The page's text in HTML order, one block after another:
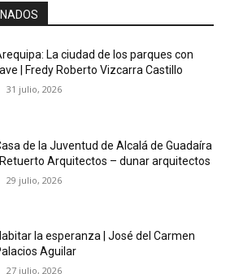
La ciudad de los parques con
llave | Fredy Roberto Vizcarra Castillo
31 julio, 2026
de la Juventud de Alcalá de Guadaíra
| Retuerto Arquitectos – dunar arquitectos
29 julio, 2026
la esperanza | José del Carmen
Aguilar
27 julio, 2026